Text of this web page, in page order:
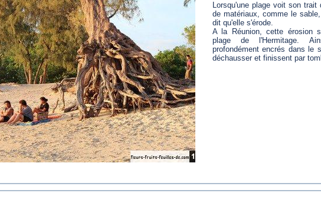
Lorsqu'une plage voit son
de matériaux, comme le
dit qu'elle s'érode.
A la Réunion, cette érosion
plage de l'Hermitage.
profondément encrés dans le
déchausser et finissent par